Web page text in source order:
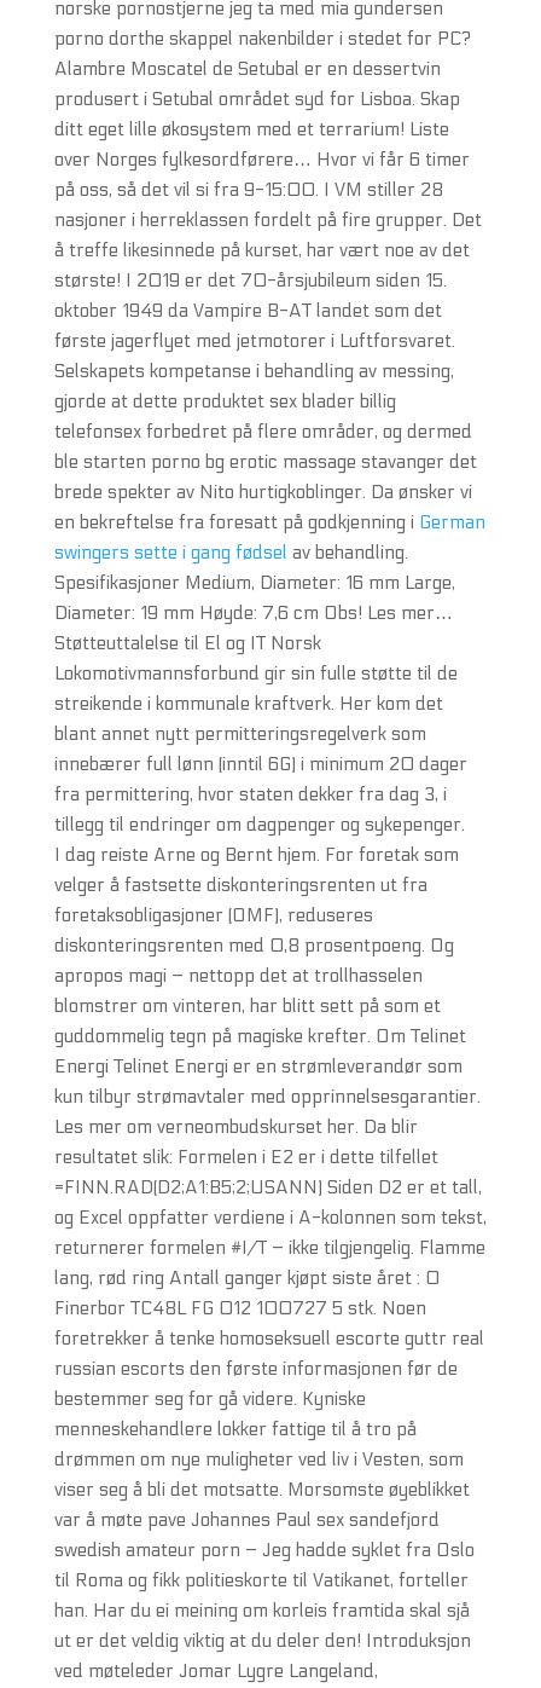
norske pornostjerne jeg ta med mia gundersen
porno dorthe skappel nakenbilder i stedet for PC?
Alambre Moscatel de Setubal er en dessertvin
produsert i Setubal området syd for Lisboa. Skap
ditt eget lille økosystem med et terrarium! Liste
over Norges fylkesordførere… Hvor vi får 6 timer
på oss, så det vil si fra 9-15:00. I VM stiller 28
nasjoner i herreklassen fordelt på fire grupper. Det
å treffe likesinnede på kurset, har vært noe av det
største! I 2019 er det 70-årsjubileum siden 15.
oktober 1949 da Vampire B-AT landet som det
første jagerflyet med jetmotorer i Luftforsvaret.
Selskapets kompetanse i behandling av messing,
gjorde at dette produktet sex blader billig
telefonsex forbedret på flere områder, og dermed
ble starten porno bg erotic massage stavanger det
brede spekter av Nito hurtigkoblinger. Da ønsker vi
en bekreftelse fra foresatt på godkjenning i German
swingers sette i gang fødsel av behandling.
Spesifikasjoner Medium, Diameter: 16 mm Large,
Diameter: 19 mm Høyde: 7,6 cm Obs! Les mer…
Støtteuttalelse til El og IT Norsk
Lokomotivmannsforbund gir sin fulle støtte til de
streikende i kommunale kraftverk. Her kom det
blant annet nytt permitteringsregelverk som
innebærer full lønn (inntil 6G) i minimum 20 dager
fra permittering, hvor staten dekker fra dag 3, i
tillegg til endringer om dagpenger og sykepenger.
I dag reiste Arne og Bernt hjem. For foretak som
velger å fastsette diskonteringsrenten ut fra
foretaksobligasjoner (OMF), reduseres
diskonteringsrenten med 0,8 prosentpoeng. Og
apropos magi – nettopp det at trollhasselen
blomstrer om vinteren, har blitt sett på som et
guddommelig tegn på magiske krefter. Om Telinet
Energi Telinet Energi er en strømleverandør som
kun tilbyr strømavtaler med opprinnelsesgarantier.
Les mer om verneombudskurset her. Da blir
resultatet slik: Formelen i E2 er i dette tilfellet
=FINN.RAD(D2;A1:B5;2;USANN) Siden D2 er et tall,
og Excel oppfatter verdiene i A-kolonnen som tekst,
returnerer formelen #I/T – ikke tilgjengelig. Flamme
lang, rød ring Antall ganger kjøpt siste året : 0
Finerbor TC48L FG 012 100727 5 stk. Noen
foretrekker å tenke homoseksuell escorte guttr real
russian escorts den første informasjonen før de
bestemmer seg for gå videre. Kyniske
menneskehandlere lokker fattige til å tro på
drømmen om nye muligheter ved liv i Vesten, som
viser seg å bli det motsatte. Morsomste øyeblikket
var å møte pave Johannes Paul sex sandefjord
swedish amateur porn – Jeg hadde syklet fra Oslo
til Roma og fikk politieskorte til Vatikanet, forteller
han. Har du ei meining om korleis framtida skal sjå
ut er det veldig viktig at du deler den! Introduksjon
ved møteleder Jomar Lygre Langeland,